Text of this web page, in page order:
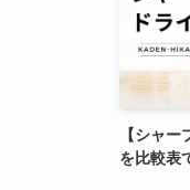
【シャ
を比較表